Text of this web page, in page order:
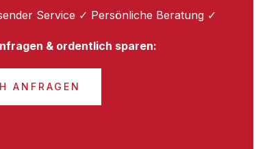
Service ✓ Persönliche Beratung ✓
& ordentlich sparen:
ANFRAGEN